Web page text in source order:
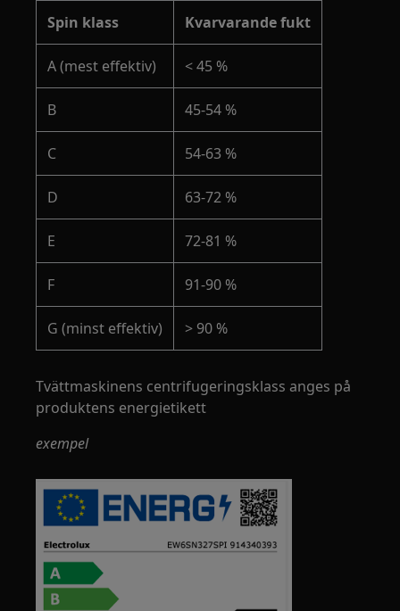
Spin klass Kvarvarande fukt
A (mest effektiv) < 45 %
B 45-54 %
C 54-63 %
D 63-72 %
E 72-81 %
F 91-90 %
G (minst effektiv) > 90 %
Tvättmaskinens centrifugeringsklass anges på
produktens energietikett
exempel